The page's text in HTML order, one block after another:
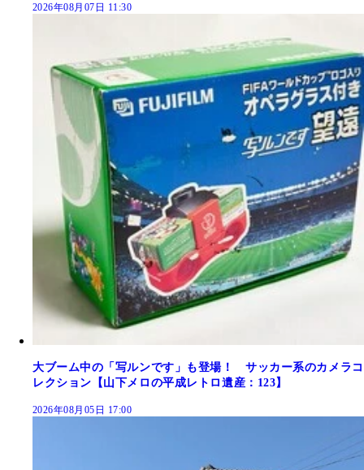
2026年08月07日 11:30
大ブーム中の「写ルンです」も登場！ サッカー系のカメラコ
レクション【山下メロの平成レトロ遺産：123】
2026年08月05日 17:00